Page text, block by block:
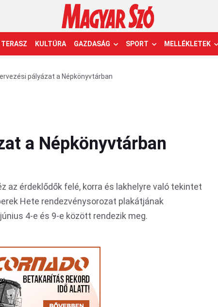
TERASZ KULTÚRA GAZDASÁG SPORT MELLÉKLETEK
pályázat a Népkönyvtárban
a Népkönyvtárban
az érdeklődők felé, korra és lakhelyre való tekintet
Hete rendezvénysorozat plakátjának
4-e és 9-e között rendezik meg.